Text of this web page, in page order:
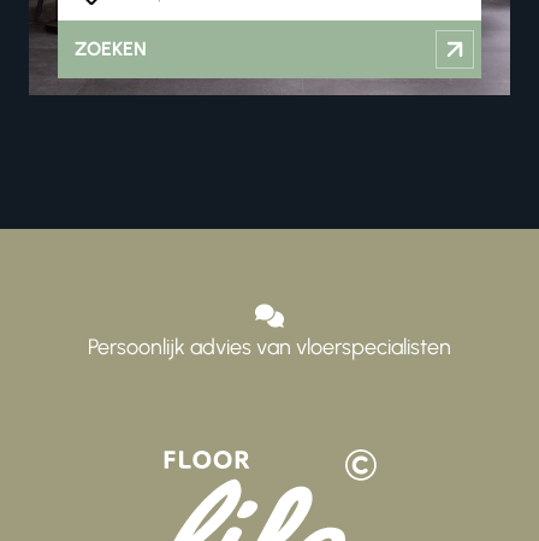
ZOEKEN
Persoonlijk advies van vloerspecialisten